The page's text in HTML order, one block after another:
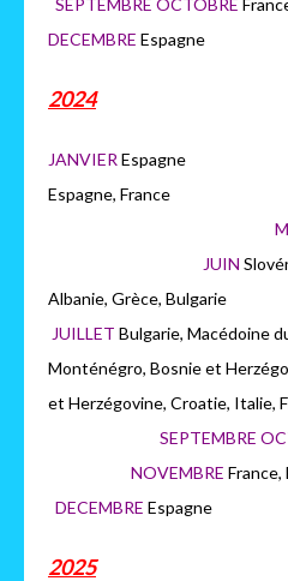
SEPTEMBRE OCTOBRE
DECEMBRE Espagne
2024
JANVIER
Espagne,
JUIN
Albanie,
JUILLET Bulgarie, Macédoine
Monténégro, Bosnie et
et Herzégovine,
SEPTEMBRE
NOVEMBRE
DECEMBRE Espagne
2025